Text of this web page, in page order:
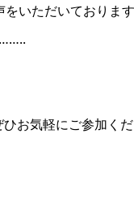
をいただいておりま
お気軽にご参加く